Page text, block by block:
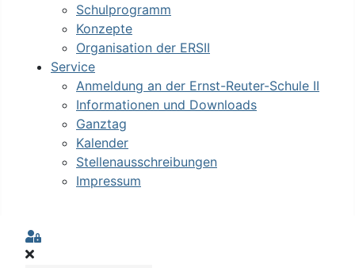
Schulprogramm
Konzepte
Organisation der ERSII
Service
Anmeldung an der Ernst-Reuter-Schule II
Informationen und Downloads
Ganztag
Kalender
Stellenausschreibungen
Impressum
Sign In